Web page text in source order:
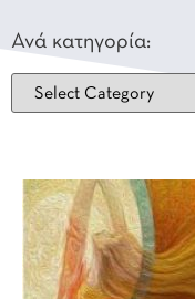
Ανά κατηγορία: